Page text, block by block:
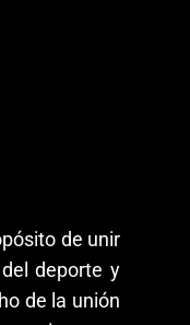
de unir
deporte y
de la unión